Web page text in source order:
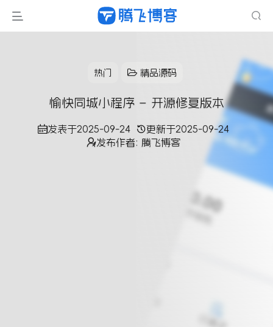
热门 精品源码
愉快同城小程序 – 开源修复版本
发表于2025-09-24 更新于2025-09-24
发布作者: 腾飞博客